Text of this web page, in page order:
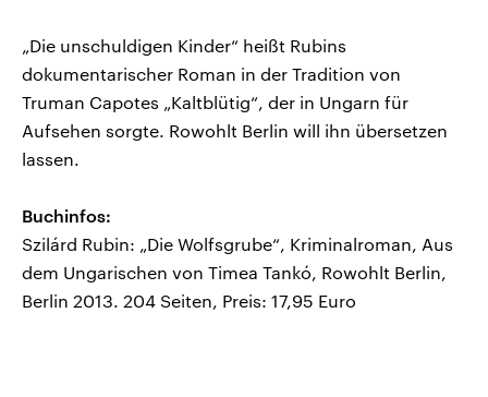
„Die unschuldigen Kinder“ heißt Rubins
dokumentarischer Roman in der Tradition von
Truman Capotes „Kaltblütig“, der in Ungarn für
Aufsehen sorgte. Rowohlt Berlin will ihn übersetzen
lassen.
Buchinfos:
Szilárd Rubin: „Die Wolfsgrube“, Kriminalroman, Aus
dem Ungarischen von Timea Tankó, Rowohlt Berlin,
Berlin 2013. 204 Seiten, Preis: 17,95 Euro